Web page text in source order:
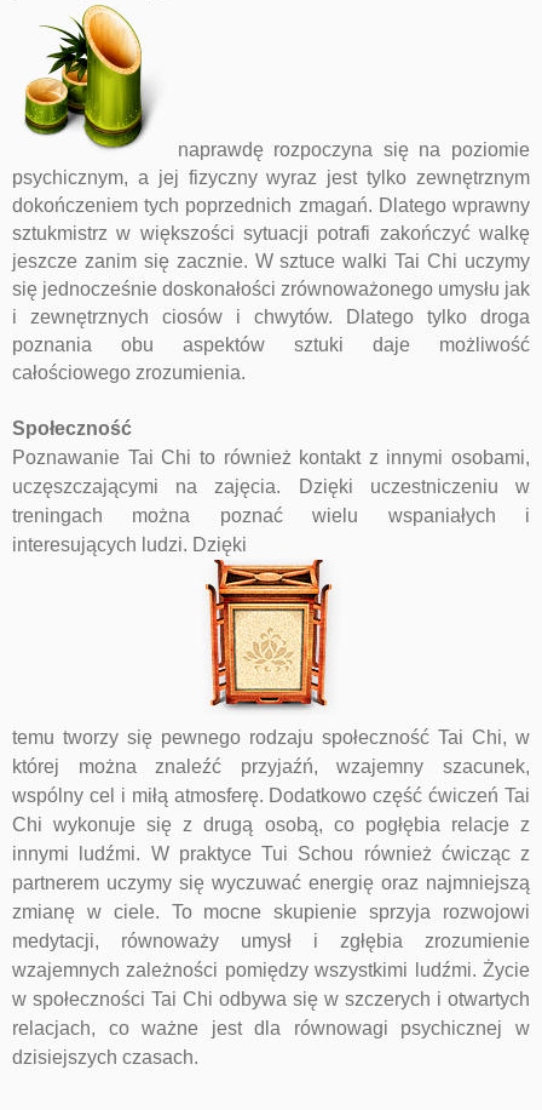
naprawdę rozpoczyna się na poziomie
psychicznym, a jej fizyczny wyraz jest tylko zewnętrznym
dokończeniem tych poprzednich zmagań. Dlatego wprawny
sztukmistrz w większości sytuacji potrafi zakończyć walkę
jeszcze zanim się zacznie. W sztuce walki Tai Chi uczymy
się jednocześnie doskonałości zrównoważonego umysłu jak
i zewnętrznych ciosów i chwytów. Dlatego tylko droga
poznania obu aspektów sztuki daje możliwość
całościowego zrozumienia.
Społeczność
Poznawanie Tai Chi to również kontakt z innymi osobami,
uczęszczającymi na zajęcia. Dzięki uczestniczeniu w
treningach można poznać wielu wspaniałych i
interesujących ludzi. Dzięki
temu tworzy się pewnego rodzaju społeczność Tai Chi, w
której można znaleźć przyjaźń, wzajemny szacunek,
wspólny cel i miłą atmosferę. Dodatkowo część ćwiczeń Tai
Chi wykonuje się z drugą osobą, co pogłębia relacje z
innymi ludźmi. W praktyce Tui Schou również ćwicząc z
partnerem uczymy się wyczuwać energię oraz najmniejszą
zmianę w ciele. To mocne skupienie sprzyja rozwojowi
medytacji, równoważy umysł i zgłębia zrozumienie
wzajemnych zależności pomiędzy wszystkimi ludźmi. Życie
w społeczności Tai Chi odbywa się w szczerych i otwartych
relacjach, co ważne jest dla równowagi psychicznej w
dzisiejszych czasach.